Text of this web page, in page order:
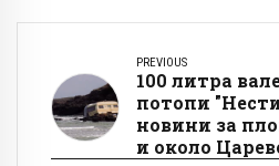
PREVIOUS
100 литра
потопи
новини за
и около